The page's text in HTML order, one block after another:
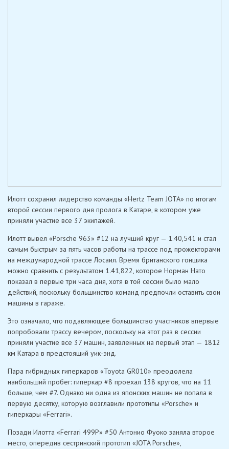
Илотт сохранил лидерство команды «Hertz Team JOTA» по итогам
второй сессии первого дня пролога в Катаре, в котором уже
приняли участие все 37 экипажей.
Илотт вывел «Porsche 963» #12 на лучший круг — 1.40,541 и стал
самым быстрым за пять часов работы на трассе под прожекторами
на международной трассе Лосаил. Время британского гонщика
можно сравнить с результатом 1.41,822, которое Норман Нато
показал в первые три часа дня, хотя в той сессии было мало
действий, поскольку большинство команд предпочли оставить свои
машины в гараже.
Это означало, что подавляющее большинство участников впервые
попробовали трассу вечером, поскольку на этот раз в сессии
приняли участие все 37 машин, заявленных на первый этап — ​​1812
км Катара в предстоящий уик-энд.
Пара гибридных гиперкаров «Toyota GR010» преодолела
наибольший пробег: гиперкар #8 проехал 138 кругов, что на 11
больше, чем #7. Однако ни одна из японских машин не попала в
первую десятку, которую возглавили прототипы «Porsche» и
гиперкары «Ferrari».
Позади Илотта «Ferrari 499P» #50 Антонио Фуоко заняла второе
место, опередив сестринский прототип «JOTA Porsche»,